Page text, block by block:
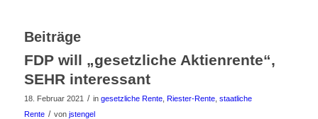
Beiträge
FDP will „gesetzliche Aktienrente“,
SEHR interessant
18. Februar 2021 / in gesetzliche Rente, Riester-Rente, staatliche
Rente / von jstengel